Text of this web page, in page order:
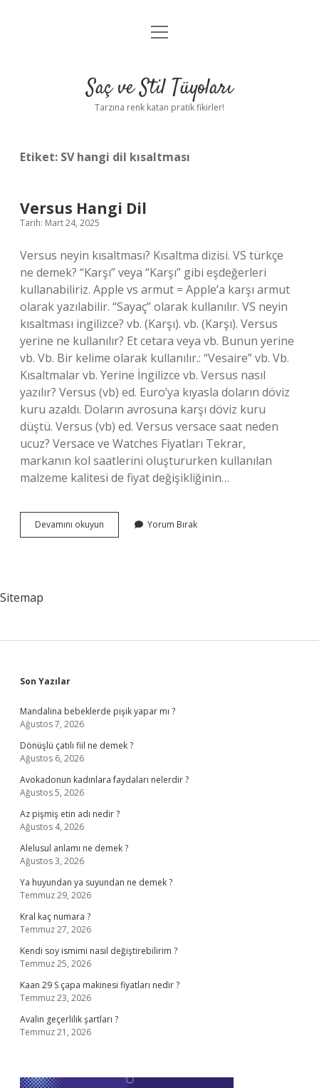
Anasayfa
Yasal Uyarı
menüyü
Saç ve Stil Tüyoları
Tarzına renk katan pratik fikirler!
Etiket: SV hangi dil kısaltması
Versus Hangi Dil
Tarih: Mart 24, 2025
Versus neyin kısaltması? Kısaltma dizisi. VS türkçe
ne demek? “Karşı” veya “Karşı” gibi eşdeğerleri
kullanabiliriz. Apple vs armut = Apple’a karşı armut
olarak yazılabilir. “Sayaç” olarak kullanılır. VS neyin
kısaltması ingilizce? vb. (Karşı). vb. (Karşı). Versus
yerine ne kullanılır? Et cetara veya vb. Bunun yerine
vb. Vb. Bir kelime olarak kullanılır.: “Vesaire” vb. Vb.
Kısaltmalar vb. Yerine İngilizce vb. Versus nasıl
yazılır? Versus (vb) ed. Euro’ya kıyasla doların döviz
kuru azaldı. Doların avrosuna karşı döviz kuru
düştü. Versus (vb) ed. Versus versace saat neden
ucuz? Versace ve Watches Fiyatları Tekrar,
markanın kol saatlerini oluştururken kullanılan
malzeme kalitesi de fiyat değişikliğinin…
Devamını okuyun
Hangi
Yorum Bırak
Sitemap
Sidebar
Son Yazılar
Mandalina bebeklerde pişik yapar mı ?
Ağustos 7, 2026
Dönüşlü çatılı fiil ne demek ?
Ağustos 6, 2026
Avokadonun kadınlara faydaları nelerdir ?
Ağustos 5, 2026
Az pişmiş etin adı nedir ?
Ağustos 4, 2026
Alelusul anlamı ne demek ?
Ağustos 3, 2026
Ya huyundan ya suyundan ne demek ?
Temmuz 29, 2026
Kral kaç numara ?
Temmuz 27, 2026
Kendi soy ismimi nasıl değiştirebilirim ?
Temmuz 25, 2026
Kaan 29 S çapa makinesi fiyatları nedir ?
Temmuz 23, 2026
Avalin geçerlilik şartları ?
Temmuz 21, 2026